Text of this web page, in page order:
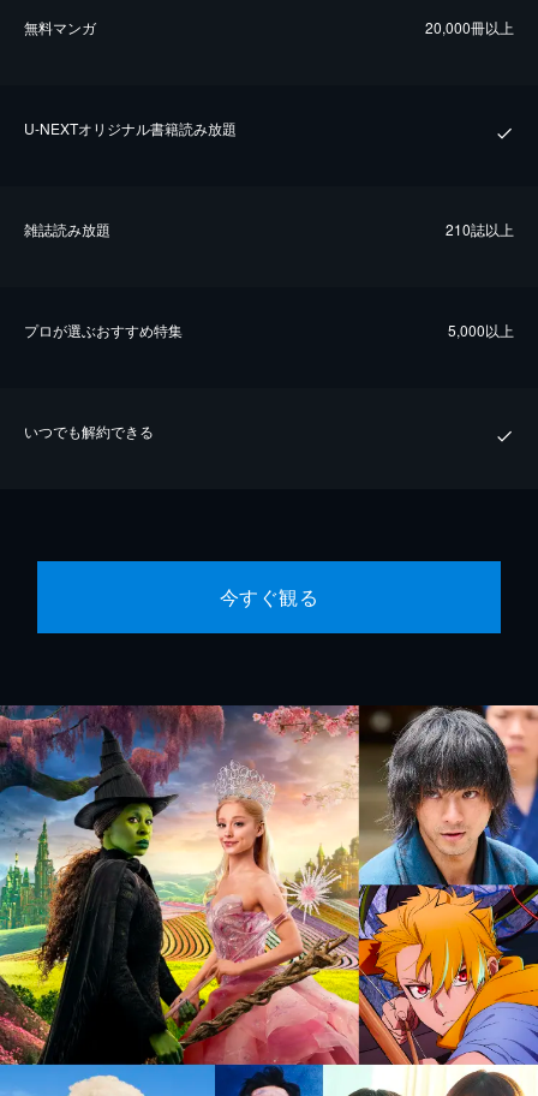
無料マンガ 20,000冊以上
U-NEXTオリジナル書籍読み放題
雑誌読み放題 210誌以上
プロが選ぶおすすめ特集 5,000以上
いつでも解約できる
今すぐ観る